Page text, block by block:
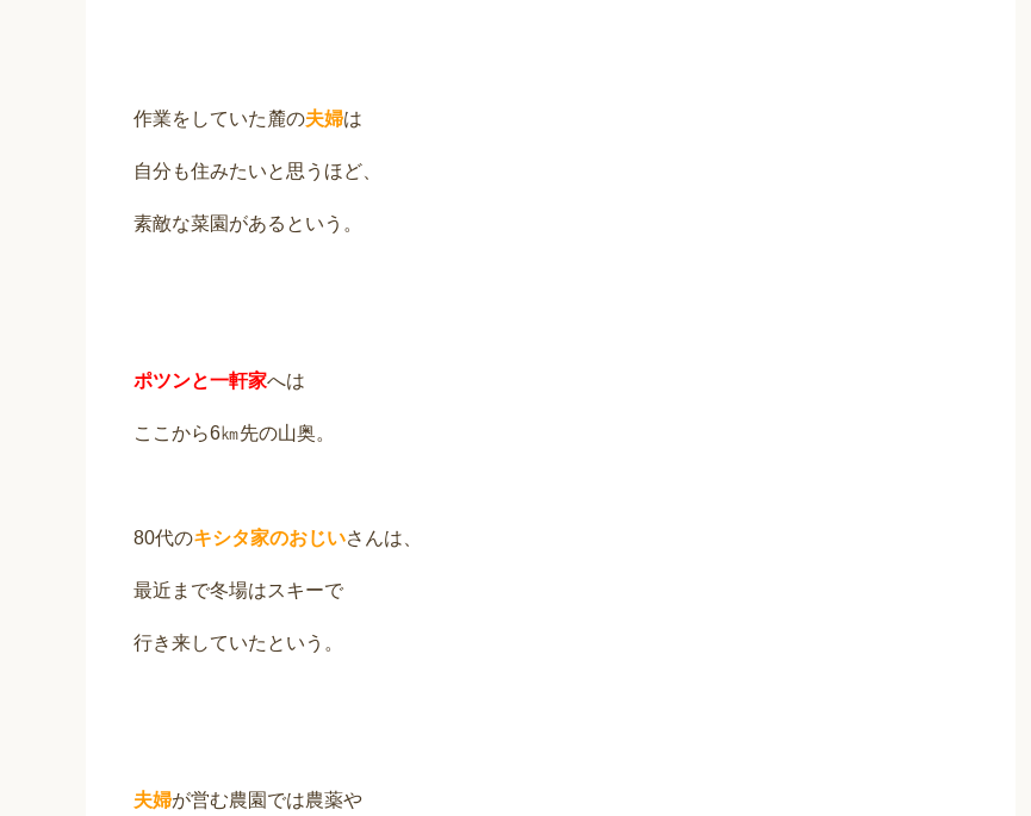
作業をしていた麓の夫婦は
自分も住みたいと思うほど、
素敵な菜園があるという。
ポツンと一軒家へは
ここから6㎞先の山奥。
80代のキシタ家のおじいさんは、
最近まで冬場はスキーで
行き来していたという。
夫婦が営む農園では農薬や